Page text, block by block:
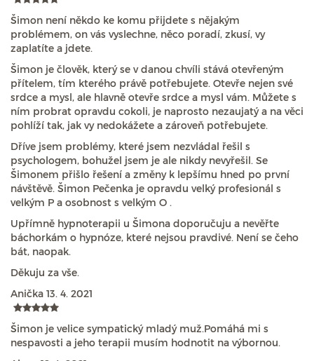
Šimon není někdo ke komu přijdete s nějakým
problémem, on vás vyslechne, něco poradí, zkusí, vy
zaplatíte a jdete.
Šimon je člověk, který se v danou chvíli stává otevřeným
přítelem, tím kterého právě potřebujete. Otevře nejen své
srdce a mysl, ale hlavně otevře srdce a mysl vám. Můžete s
ním probrat opravdu cokoli, je naprosto nezaujatý a na věci
pohlíží tak, jak vy nedokážete a zároveň potřebujete.
Dříve jsem problémy, které jsem nezvládal řešil s
psychologem, bohužel jsem je ale nikdy nevyřešil. Se
Šimonem přišlo řešení a změny k lepšímu hned po první
návštěvě. Šimon Pečenka je opravdu velký profesionál s
velkým P a osobnost s velkým O .
Upřímně hypnoterapii u Šimona doporučuju a nevěřte
báchorkám o hypnóze, které nejsou pravdivé. Není se čeho
bát, naopak.
Děkuju za vše.
Anička 13. 4. 2021
Šimon je velice sympatický mladý muž.Pomáhá mi s
nespavosti a jeho terapii musím hodnotit na výbornou.